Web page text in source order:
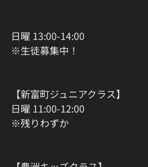
日曜 13:00-14:00
※生徒募集中！
【新富町ジュニアクラス】
日曜 11:00-12:00
※残りわずか